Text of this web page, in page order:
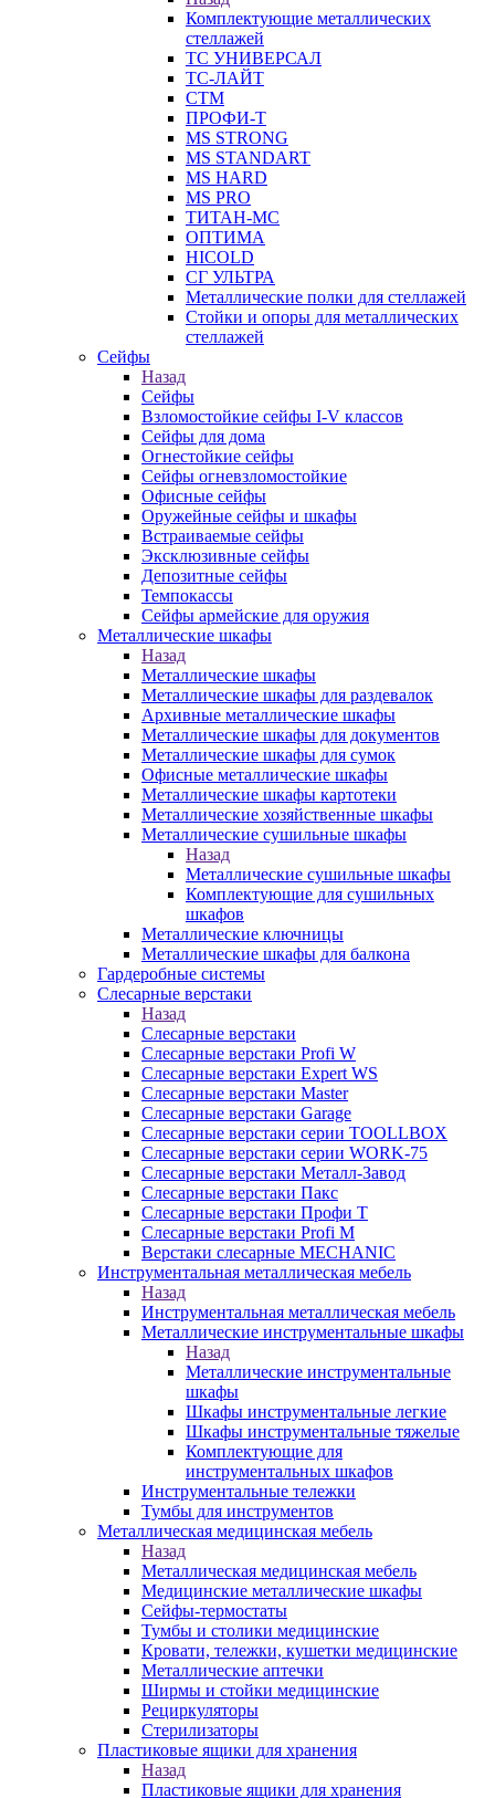
Комплектующие металлических
стеллажей
ТС УНИВЕРСАЛ
ТС-ЛАЙТ
СТМ
ПРОФИ-Т
MS STRONG
MS STANDART
MS HARD
MS PRO
ТИТАН-МС
ОПТИМА
HICOLD
СГ УЛЬТРА
Металлические полки для стеллажей
Стойки и опоры для металлических
стеллажей
Сейфы
Назад
Сейфы
Взломостойкие сейфы I-V классов
Сейфы для дома
Огнестойкие сейфы
Сейфы огневзломостойкие
Офисные сейфы
Оружейные сейфы и шкафы
Встраиваемые сейфы
Эксклюзивные сейфы
Депозитные сейфы
Темпокассы
Сейфы армейские для оружия
Металлические шкафы
Назад
Металлические шкафы
Металлические шкафы для раздевалок
Архивные металлические шкафы
Металлические шкафы для документов
Металлические шкафы для сумок
Офисные металлические шкафы
Металлические шкафы картотеки
Металлические хозяйственные шкафы
Металлические сушильные шкафы
Назад
Металлические сушильные шкафы
Комплектующие для сушильных
шкафов
Металлические ключницы
Металлические шкафы для балкона
Гардеробные системы
Слесарные верстаки
Назад
Слесарные верстаки
Слесарные верстаки Profi W
Слесарные верстаки Expert WS
Слесарные верстаки Master
Слесарные верстаки Garage
Слесарные верстаки серии TOOLLBOX
Слесарные верстаки серии WORK-75
Слесарные верстаки Металл-Завод
Слесарные верстаки Пакс
Слесарные верстаки Профи Т
Слесарные верстаки Profi M
Верстаки слесарные MECHANIC
Инструментальная металлическая мебель
Назад
Инструментальная металлическая мебель
Металлические инструментальные шкафы
Назад
Металлические инструментальные
шкафы
Шкафы инструментальные легкие
Шкафы инструментальные тяжелые
Комплектующие для
инструментальных шкафов
Инструментальные тележки
Тумбы для инструментов
Металлическая медицинская мебель
Назад
Металлическая медицинская мебель
Медицинские металлические шкафы
Сейфы-термостаты
Тумбы и столики медицинские
Кровати, тележки, кушетки медицинские
Металлические аптечки
Ширмы и стойки медицинские
Рециркуляторы
Стерилизаторы
Пластиковые ящики для хранения
Назад
Пластиковые ящики для хранения